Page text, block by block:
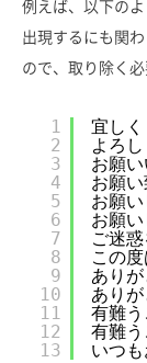
例えば、以下の
出現するにも関
ので、取り除く必
1
2
3
4
5
6
7
8
9
10
11
12
13
宜しく
よろし
お願
お願
お願
お願
ご迷
この
あり
あり
有難
有難
いつ